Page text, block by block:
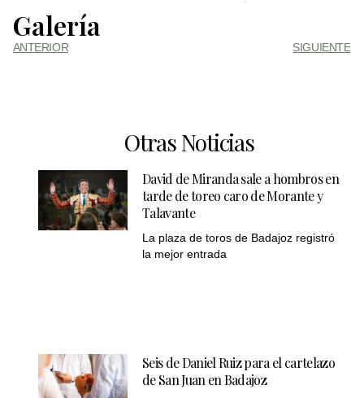
Galería
ANTERIOR SIGUIENTE
Otras Noticias
David de Miranda sale a hombros en
tarde de toreo caro de Morante y
Talavante
La plaza de toros de Badajoz registró
la mejor entrada
Seis de Daniel Ruiz para el cartelazo
de San Juan en Badajoz